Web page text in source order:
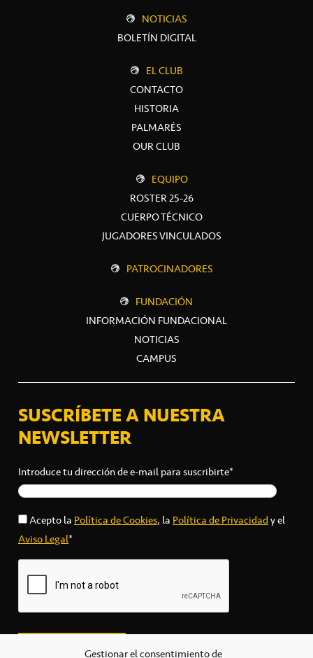
Gestionar el consentimiento de
NOTICIAS
BOLETÍN DIGITAL
EL CLUB
CONTACTO
HISTORIA
PALMARÉS
OUR CLUB
EQUIPO
ROSTER 25-26
CUERPO TÉCNICO
JUGADORES VINCULADOS
PATROCINADORES
FUNDACIÓN
INFORMACIÓN FUNDACIONAL
NOTICIAS
CAMPUS
SUSCRÍBETE A NUESTRA
NEWSLETTER
Introduce tu dirección de e-mail para suscribirte*
Acepto laPolítica de Cookies, laPolítica de Privacidady el
Aviso Legal*